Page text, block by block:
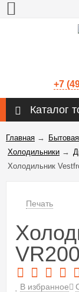
+7
Каталог
Главная →
Холодильники →
Холодильник
Печать
В избранное